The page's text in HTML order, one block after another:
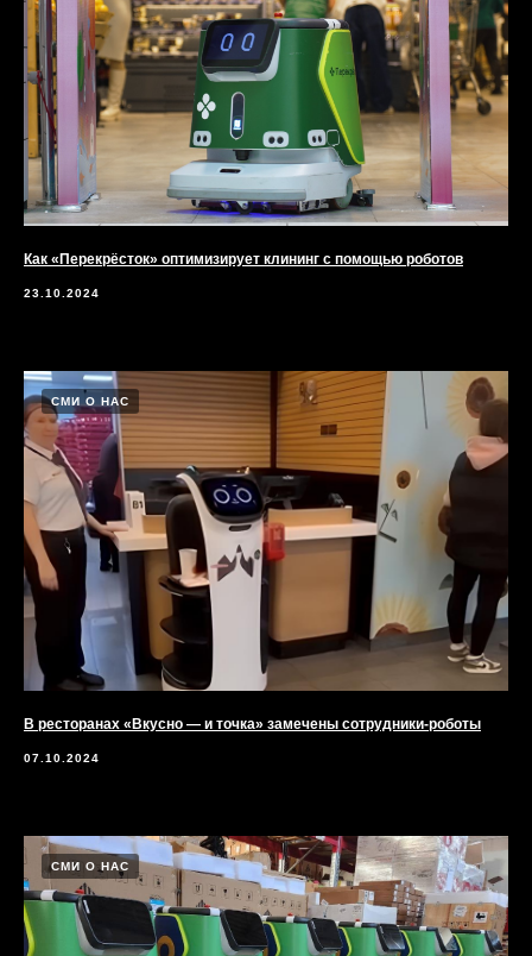
Как «Перекрёсток» оптимизирует клининг с помощью роботов
23.10.2024
СМИ О НАС
В ресторанах «Вкусно — и точка» замечены сотрудники-роботы
07.10.2024
СМИ О НАС